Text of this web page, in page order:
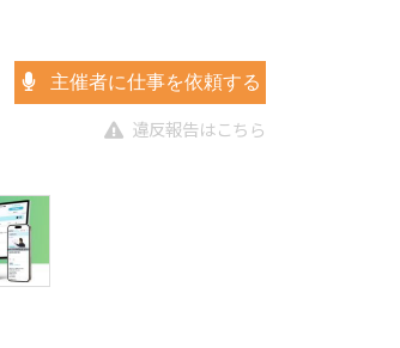
主催者に仕事を依頼する
違反報告はこちら